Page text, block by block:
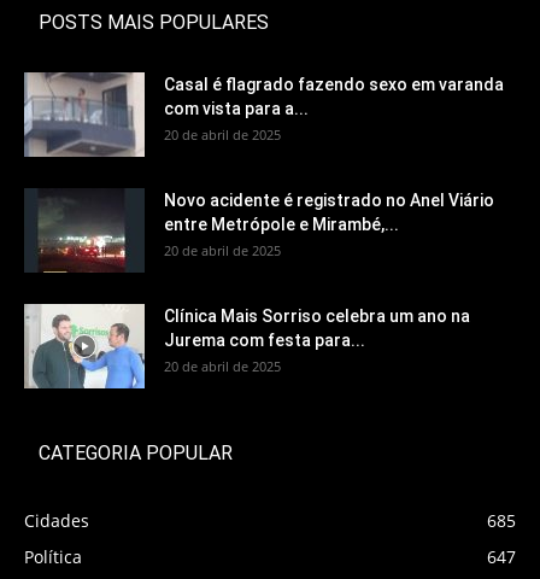
POSTS MAIS POPULARES
Casal é flagrado fazendo sexo em varanda
com vista para a...
20 de abril de 2025
Novo acidente é registrado no Anel Viário
entre Metrópole e Mirambé,...
20 de abril de 2025
Clínica Mais Sorriso celebra um ano na
Jurema com festa para...
20 de abril de 2025
CATEGORIA POPULAR
Cidades
685
Política
647